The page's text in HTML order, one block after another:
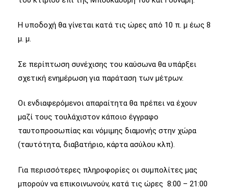
Η υποδοχή θα γίνεται κατά τις ώρες από 10 π. μ έως 8
μ. μ.
Σε περίπτωση συνέχισης του καύσωνα θα υπάρξει
σχετική ενημέρωση για παράταση των μέτρων.
Οι ενδιαφερόμενοι απαραίτητα θα πρέπει να έχουν
μαζί τους τουλάχιστον κάποιο έγγραφο
ταυτοπροσωπίας και νόμιμης διαμονής στην χώρα
(ταυτότητα, διαβατήριο, κάρτα ασύλου κλπ).
Για περισσότερες πληροφορίες οι συμπολίτες μας
μπορούν να επικοινωνούν, κατά τις ώρες 8:00 – 21:00